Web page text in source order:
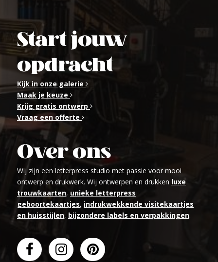
Start jouw
opdracht
Kijk in onze galerie
Maak je keuze
Krijg gratis ontwerp
Vraag een offerte
Over ons
Wij zijn een letterpress studio met passie voor mooi
ontwerp en drukwerk. Wij ontwerpen en drukken luxe
trouwkaarten, unieke letterpress
geboortekaartjes, indrukwekkende visitekaartjes
en huisstijlen, bijzondere labels en verpakkingen.